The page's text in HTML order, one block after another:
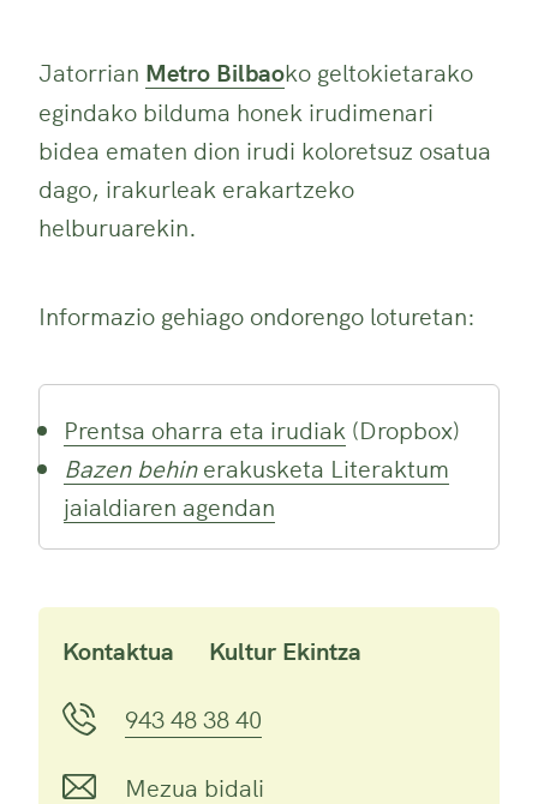
Jatorrian Metro Bilbaoko geltokietarako
egindako bilduma honek irudimenari
bidea ematen dion irudi koloretsuz osatua
dago, irakurleak erakartzeko
helburuarekin.
Informazio gehiago ondorengo loturetan:
Prentsa oharra eta irudiak (Dropbox)
Bazen behinerakusketa Literaktum
jaialdiaren agendan
Kontaktua Kultur Ekintza
943 48 38 40
Mezua bidali